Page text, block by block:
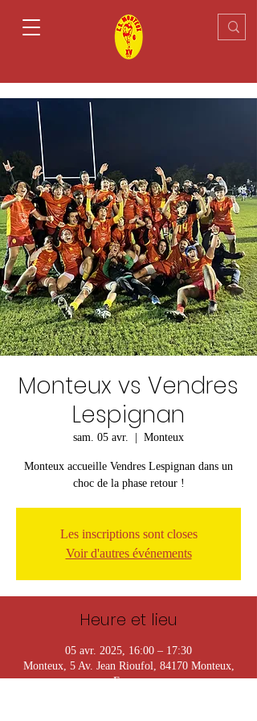
Monteux vs Vendres
Lespignan
sam. 05 avr. Monteux
Monteux accueille Vendres Lespignan dans un
choc de la phase retour !
Les inscriptions sont closes
Voir d'autres événements
Heure et lieu
05 avr. 2025, 16:00 – 17:30
Monteux, 5 Av. Jean Rioufol, 84170 Monteux,
France